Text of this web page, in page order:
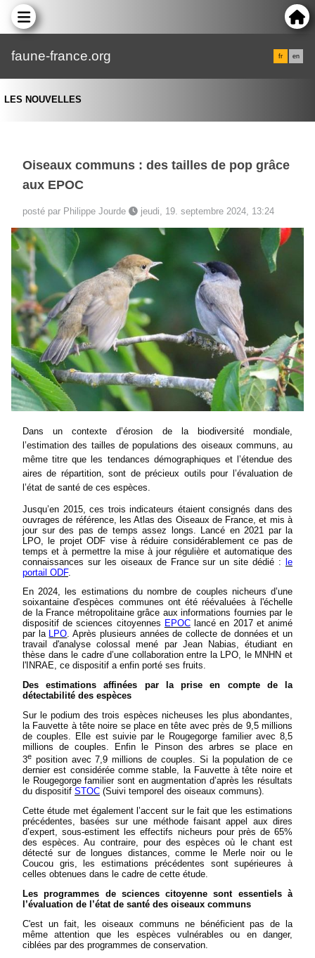
faune-france.org fr en
LES NOUVELLES
Oiseaux communs : des tailles de pop grâce
aux EPOC
posté par Philippe Jourde jeudi, 19. septembre 2024, 13:24
Dans un contexte d’érosion de la biodiversité mondiale,
l’estimation des tailles de populations des oiseaux communs, au
même titre que les tendances démographiques et l’étendue des
aires de répartition, sont de précieux outils pour l’évaluation de
l’état de santé de ces espèces.
Jusqu’en 2015, ces trois indicateurs étaient consignés dans des
ouvrages de référence, les Atlas des Oiseaux de France, et mis à
jour sur des pas de temps assez longs. Lancé en 2021 par la
LPO, le projet ODF vise à réduire considérablement ce pas de
temps et à permettre la mise à jour régulière et automatique des
connaissances sur les oiseaux de France sur un site dédié : le
portail ODF.
En 2024, les estimations du nombre de couples nicheurs d’une
soixantaine d'espèces communes ont été réévaluées à l'échelle
de la France métropolitaine grâce aux informations fournies par le
dispositif de sciences citoyennes EPOClancé en 2017 et animé
par la LPO. Après plusieurs années de collecte de données et un
travail d'analyse colossal mené par Jean Nabias, étudiant en
thèse dans le cadre d’une collaboration entre la LPO, le MNHN et
l'INRAE, ce dispositif a enfin porté ses fruits.
Des estimations affinées par la prise en compte de la
détectabilité des espèces
Sur le podium des trois espèces nicheuses les plus abondantes,
la Fauvette à tête noire se place en tête avec près de 9,5 millions
de couples. Elle est suivie par le Rougegorge familier avec 8,5
millions de couples. Enfin le Pinson des arbres se place en
3e position avec 7,9 millions de couples. Si la population de ce
dernier est considérée comme stable, la Fauvette à tête noire et
le Rougegorge familier sont en augmentation d’après les résultats
du dispositif STOC (Suivi temporel des oiseaux communs).
Cette étude met également l’accent sur le fait que les estimations
précédentes, basées sur une méthode faisant appel aux dires
d’expert, sous-estiment les effectifs nicheurs pour près de 65%
des espèces. Au contraire, pour des espèces où le chant est
détecté sur de longues distances, comme le Merle noir ou le
Coucou gris, les estimations précédentes sont supérieures à
celles obtenues dans le cadre de cette étude.
Les programmes de sciences citoyenne sont essentiels à
l’évaluation de l’état de santé des oiseaux communs
C'est un fait, les oiseaux communs ne bénéficient pas de la
même attention que les espèces vulnérables ou en danger,
ciblées par des programmes de conservation.